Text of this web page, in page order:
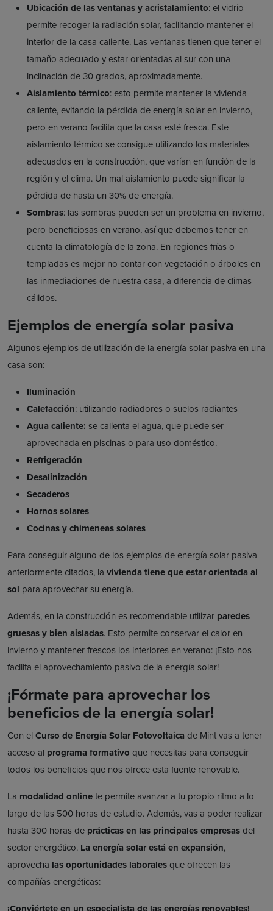
Ubicación de las ventanas y acristalamiento: el vidrio
permite recoger la radiación solar, facilitando mantener el
interior de la casa caliente. Las ventanas tienen que tener el
tamaño adecuado y estar orientadas al sur con una
inclinación de 30 grados, aproximadamente.
Aislamiento térmico: esto permite mantener la vivienda
caliente, evitando la pérdida de energía solar en invierno,
pero en verano facilita que la casa esté fresca. Este
aislamiento térmico se consigue utilizando los materiales
adecuados en la construcción, que varían en función de la
región y el clima. Un mal aislamiento puede significar la
pérdida de hasta un 30% de energía.
Sombras: las sombras pueden ser un problema en invierno,
pero beneficiosas en verano, así que debemos tener en
cuenta la climatología de la zona. En regiones frías o
templadas es mejor no contar con vegetación o árboles en
las inmediaciones de nuestra casa, a diferencia de climas
cálidos.
Ejemplos de energía solar pasiva
Algunos ejemplos de utilización de la energía solar pasiva en una
casa son:
Iluminación
Calefacción: utilizando radiadores o suelos radiantes
Agua caliente: se calienta el agua, que puede ser
aprovechada en piscinas o para uso doméstico.
Refrigeración
Desalinización
Secaderos
Hornos solares
Cocinas y chimeneas solares
Para conseguir alguno de los ejemplos de energía solar pasiva
anteriormente citados, la vivienda tiene que estar orientada al
sol para aprovechar su energía.
Además, en la construcción es recomendable utilizar paredes
gruesas y bien aisladas. Esto permite conservar el calor en
invierno y mantener frescos los interiores en verano: ¡Esto nos
facilita el aprovechamiento pasivo de la energía solar!
¡Fórmate para aprovechar los
beneficios de la energía solar!
Con elCurso de Energía Solar Fotovoltaica de Mint vas a tener
acceso al programa formativo que necesitas para conseguir
todos los beneficios que nos ofrece esta fuente renovable.
La modalidad onlinete permite avanzar a tu propio ritmo a lo
largo de las 500 horas de estudio. Además, vas a poder realizar
hasta 300 horas de prácticas en las principales empresasdel
sector energético. La energía solar está en expansión,
aprovecha las oportunidades laboralesque ofrecen las
compañías energéticas: